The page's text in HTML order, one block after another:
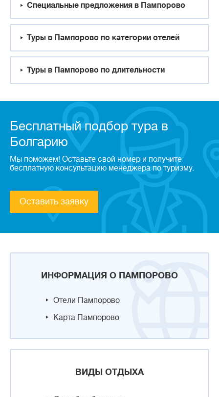
ИНФОРМАЦИЯ О ПАМПОРОВО
Отели Пампорово
Карта Пампорово
ВИДЫ ОТДЫХА
Специальные предложения в Пампорово
Туры в Пампорово по категории отелей
Туры в Пампорово по длительности
Бесплатный подбор тура в
Болгарию
Мы поможем! Оставьте свой номер и получите
бесплатную консультацию менеджера по туризму.
Оставить заявку